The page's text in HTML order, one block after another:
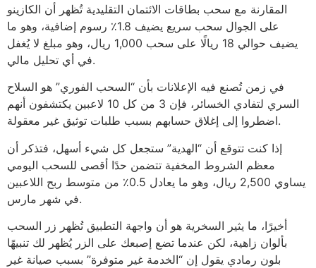
المقارنة مع سحب بطاقات الائتمان التقليدية تُظهر أن الكازينو
على الجوال سحب سريع يضيف 1.8٪ رسوم إضافية، وهو ما
يضيف حوالي 18 ريالًا على سحب 1,000 ريال، وهو مبلغ لا يُغفل
في أي تحليل مالي.
في زمن تُصنع فيه الإعلانات بأن “السحب الفوري” هو السلاح
السري لتفادي الخسائر، فإن 3 من كل 10 لاعبين يكتشفون أنهم
اضطروا إلى إغلاق حسابهم بسبب طلبات توثيق غير معقولة.
إذا كنت تتوقع أن “الهدية” ستجعل كل شيء أسهل، فتذكر أن
معظم الشروط المخفية تتضمن حدًا أقصى للسحب اليومي
يساوي 2,500 ريال، وهو ما يعادل 0.5٪ من متوسط ربح اللاعبين
في شهر مارس.
أخيرًا، ما يثير السخرية هو أن واجهة التطبيق تُظهر زر السحب
بألوان زاهية، لكن عندما تضع إصبعك على الزر يُظهر لك تنبيهًا
بلون رمادي يقول إن “الخدمة غير متوفرة” بسبب صيانة غير